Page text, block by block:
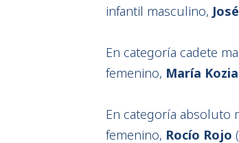
infantil masculino,
En categoría cadete
femenino, María
En categoría absoluto
femenino, Rocío Rojo